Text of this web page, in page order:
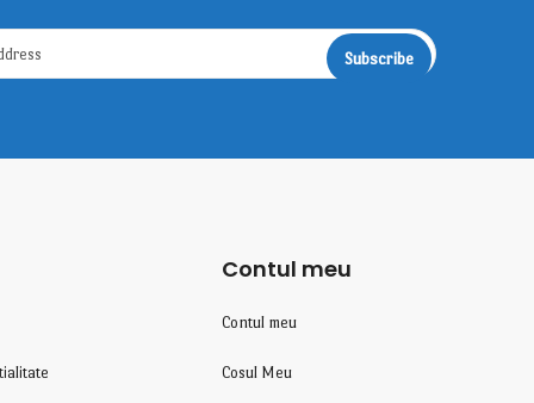
Contul meu
Contul meu
Cosul Meu